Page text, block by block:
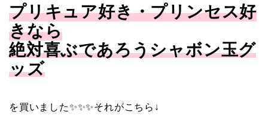
プリキュア好き・プリンセス好
きなら
絶対喜ぶであろうシャボン玉グ
ッズ
を買いました✨✨✨それがこちら↓